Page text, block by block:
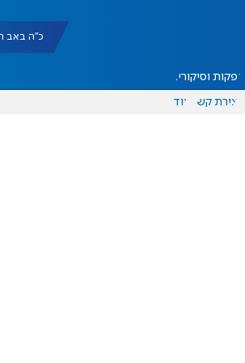
כ"ה באב תשפ"ו
הפקות וסיקורים
יצירת קשר עוד